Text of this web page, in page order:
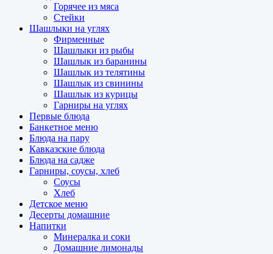
Горячее из мяса
Стейки
Шашлыки на углях
Фирменные
Шашлыки из рыбы
Шашлык из баранины
Шашлык из телятины
Шашлык из свинины
Шашлык из курицы
Гарниры на углях
Первые блюда
Банкетное меню
Блюда на пару
Кавказские блюда
Блюда на садже
Гарниры, соусы, хлеб
Соусы
Хлеб
Детское меню
Десерты домашние
Напитки
Минералка и соки
Домашние лимонады